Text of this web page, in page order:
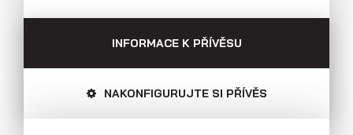
Přívěsy s koly vedle ložné plochy
INFORMACE K PŘÍVĚSU
NAKONFIGURUJTE SI PŘÍVĚS